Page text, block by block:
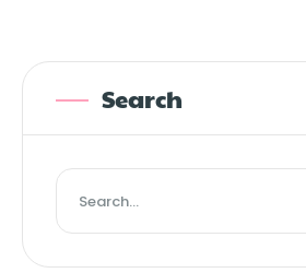
Search